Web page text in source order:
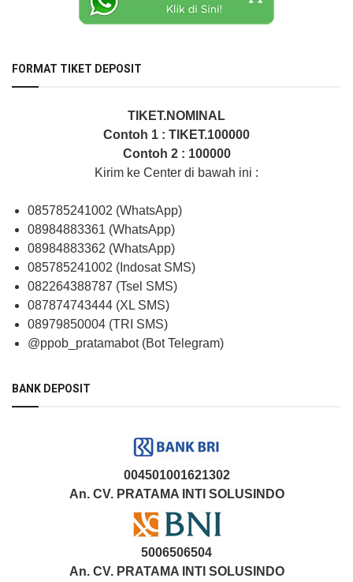
FORMAT TIKET DEPOSIT
TIKET.NOMINAL
Contoh 1 : TIKET.100000
Contoh 2 : 100000
Kirim ke Center di bawah ini :
085785241002 (WhatsApp)
08984883361 (WhatsApp)
08984883362 (WhatsApp)
085785241002 (Indosat SMS)
082264388787 (Tsel SMS)
087874743444 (XL SMS)
08979850004 (TRI SMS)
@ppob_pratamabot (Bot Telegram)
BANK DEPOSIT
004501001621302
An. CV. PRATAMA INTI SOLUSINDO
5006506504
An. CV. PRATAMA INTI SOLUSINDO